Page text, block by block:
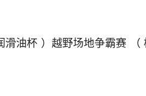
油杯 ）越野场地争霸赛 （